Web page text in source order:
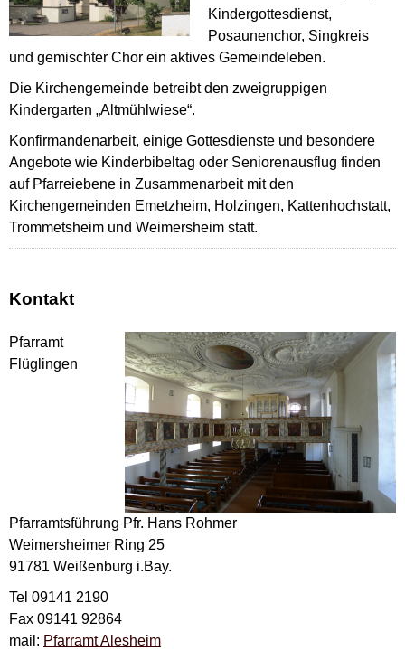
Kindergottesdienst,
Posaunenchor, Singkreis
und gemischter Chor ein aktives Gemeindeleben.
Die Kirchengemeinde betreibt den zweigruppigen
Kindergarten „Altmühlwiese“.
Konfirmandenarbeit, einige Gottesdienste und besondere
Angebote wie Kinderbibeltag oder Seniorenausflug finden
auf Pfarreiebene in Zusammenarbeit mit den
Kirchengemeinden Emetzheim, Holzingen, Kattenhochstatt,
Trommetsheim und Weimersheim statt.
Kontakt
Pfarramt
Flüglingen
Pfarramtsführung Pfr. Hans Rohmer
Weimersheimer Ring 25
91781 Weißenburg i.Bay.
Tel 09141 2190
Fax 09141 92864
mail: Pfarramt Alesheim